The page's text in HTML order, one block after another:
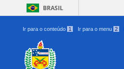
BRASIL
Ir para o conteúdo 1 Ir para o menu 2